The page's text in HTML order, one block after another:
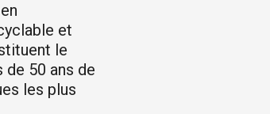
et
le
50 ans de
les plus